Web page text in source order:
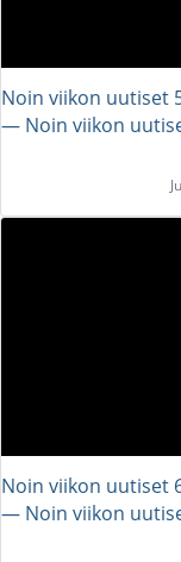
Noin viikon uutiset
― Noin viikon
Noin viikon uutiset
― Noin viikon